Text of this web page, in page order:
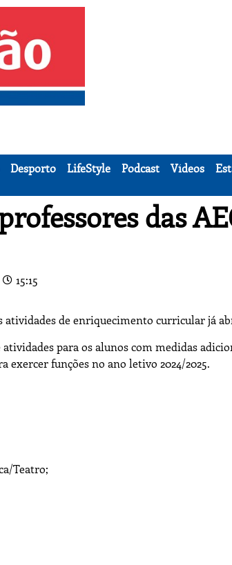
Desporto LifeStyle Podcast Vídeos
das
15:15
atividades de enriquecimento curricular já
para os alunos com medidas
funções no ano letivo 2024/2025.
Teatro;